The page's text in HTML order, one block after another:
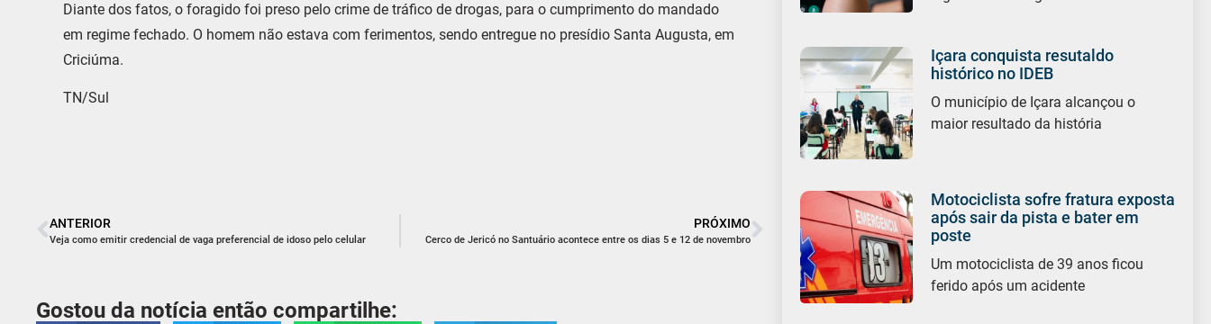
Diante dos fatos, o foragido foi preso pelo crime de tráfico de drogas, para o cumprimento do mandado
em regime fechado. O homem não estava com ferimentos, sendo entregue no presídio Santa Augusta, em
Criciúma.
TN/Sul
ANTERIOR
Veja como emitir credencial de vaga preferencial de idoso pelo celular
PRÓXIMO
Cerco de Jericó no Santuário acontece entre os dias 5 e 12 de novembro
Gostou da notícia então compartilhe:
Içara conquista resutaldo
histórico no IDEB
O município de Içara alcançou o
maior resultado da história
Motociclista sofre fratura exposta
após sair da pista e bater em
poste
Um motociclista de 39 anos ficou
ferido após um acidente